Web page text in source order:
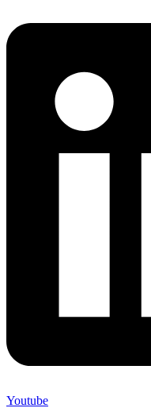
Youtube